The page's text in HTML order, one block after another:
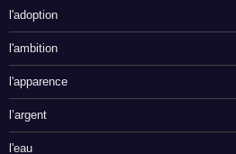
l'adoption
l'ambition
l'apparence
l’argent
l'eau